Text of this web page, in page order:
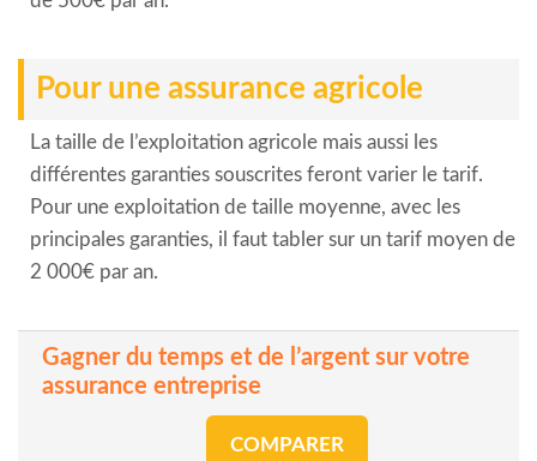
Pour une assurance agricole
La taille de l’exploitation agricole mais aussi les
différentes garanties souscrites feront varier le tarif.
Pour une exploitation de taille moyenne, avec les
principales garanties, il faut tabler sur un tarif moyen de
2 000€ par an.
Gagner du temps et de l’argent sur votre
assurance entreprise
COMPARER